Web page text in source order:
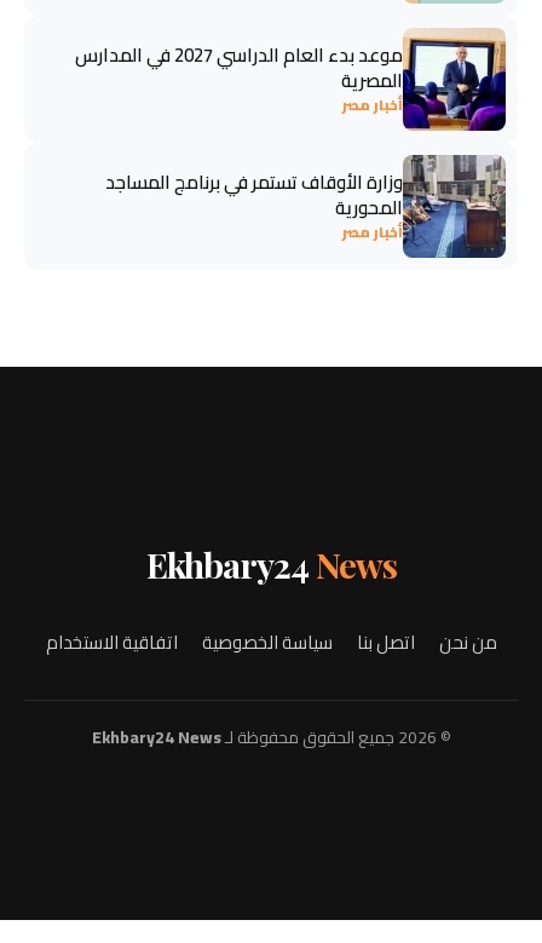
موعد بدء العام الدراسي 2027 في المدارس
المصرية
أخبار مصر
وزارة الأوقاف تستمر في برنامج المساجد
المحورية
أخبار مصر
Ekhbary24News
من نحن اتصل بنا سياسة الخصوصية اتفاقية الاستخدام
© 2026 جميع الحقوق محفوظة لـ Ekhbary24 News